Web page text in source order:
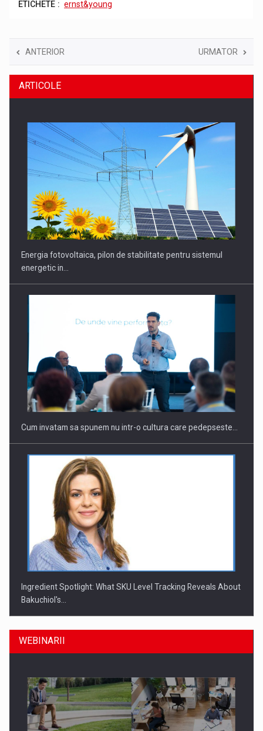
ETICHETE : ernst&young
ANTERIOR URMATOR
ARTICOLE
Energia fotovoltaica, pilon de stabilitate pentru sistemul
energetic in…
Cum invatam sa spunem nu intr-o cultura care pedepseste…
Ingredient Spotlight: What SKU Level Tracking Reveals About
Bakuchiol's…
WEBINARII